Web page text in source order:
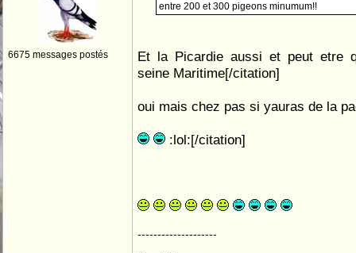
6675 messages postés
entre 200 et 300 pigeons minumum!!
Et la Picardie aussi et peut etre
seine Maritime[/citation]
oui mais chez pas si yauras de la
:lol:[/citation]
--------------------